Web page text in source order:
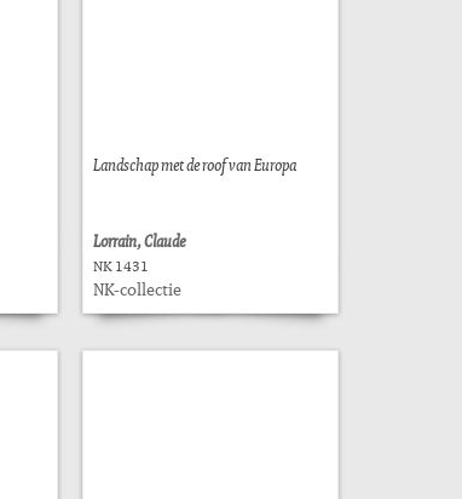
Landschap met de roof van Europa
Lorrain, Claude
NK 1431
NK-collectie